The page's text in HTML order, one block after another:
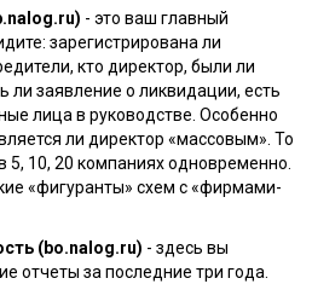
- это ваш главный
зарегистрирована ли
кто директор, были ли
ли заявление о ликвидации, есть
лица в руководстве. Особенно
ли директор «массовым». То
5, 10, 20 компаниях одновременно.
«фигуранты» схем с «фирмами-
(bo.nalog.ru) - здесь вы
отчеты за последние три года.